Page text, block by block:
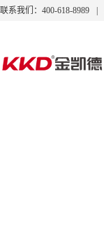
联系我们：400-618-8989